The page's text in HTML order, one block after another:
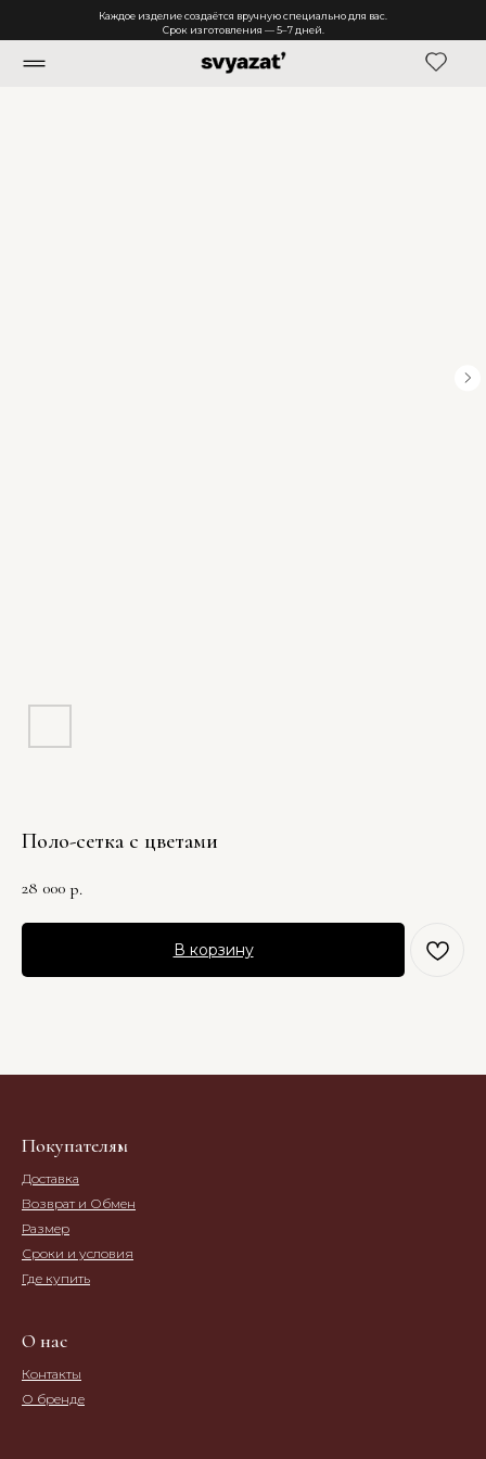
Каждое изделие создаётся вручную специально для вас.
Срок изготовления — 5–7 дней.
Поло-сетка с цветами
28 000 р.
В корзину
О нас
Покупателям
Контакты
О бренде
Где купить
Доставка
Возврат и Обмен
Размер
Сроки и условия